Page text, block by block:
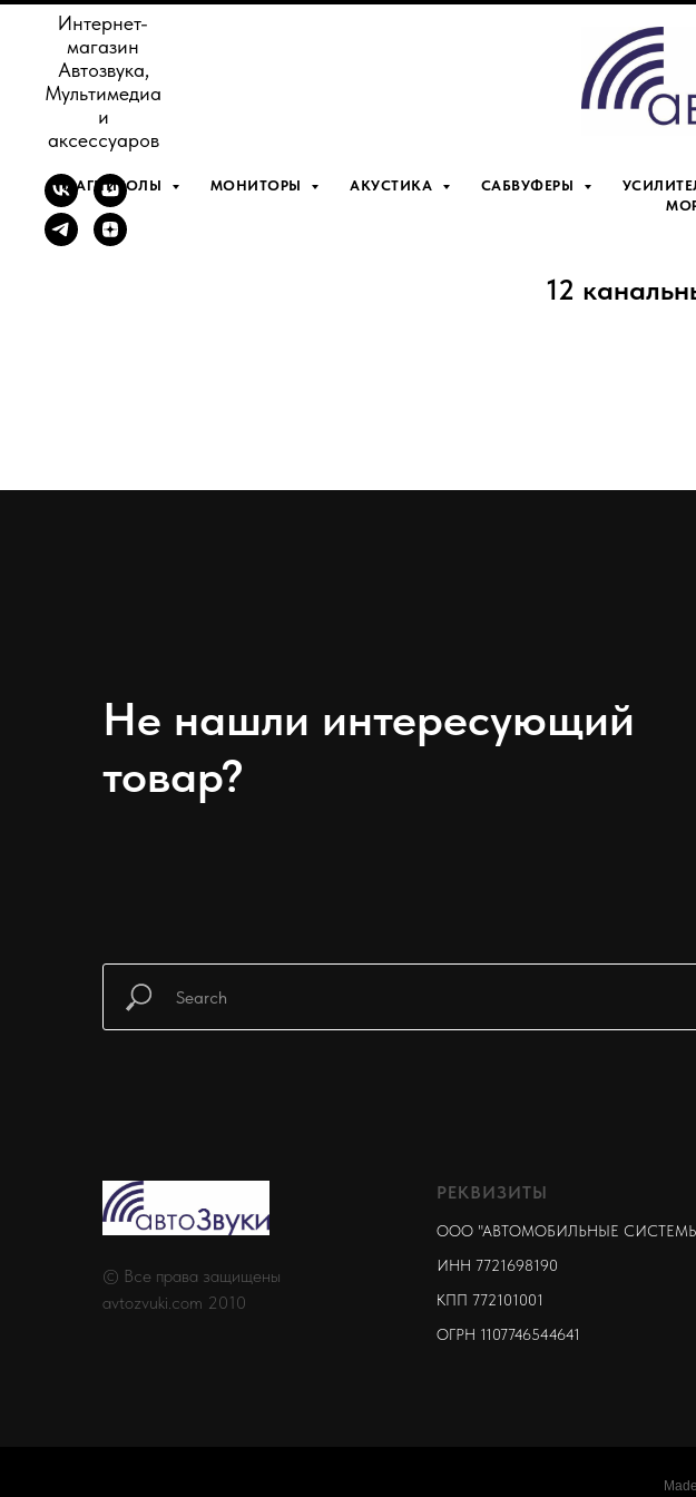
Интернет-
магазин
Автозвука,
Мультимедиа
и
аксессуаров
МАГНИТОЛЫ МОНИТОРЫ АКУСТИКА САБВУФЕРЫ
12
Не нашли интересующий
товар?
© Все права защищены
avtozvuki.com 2010
РЕКВИЗИТЫ
ООО "АВТОМОБИЛЬНЫЕ
ИНН 7721698190
КПП 772101001
ОГРН 1107746544641